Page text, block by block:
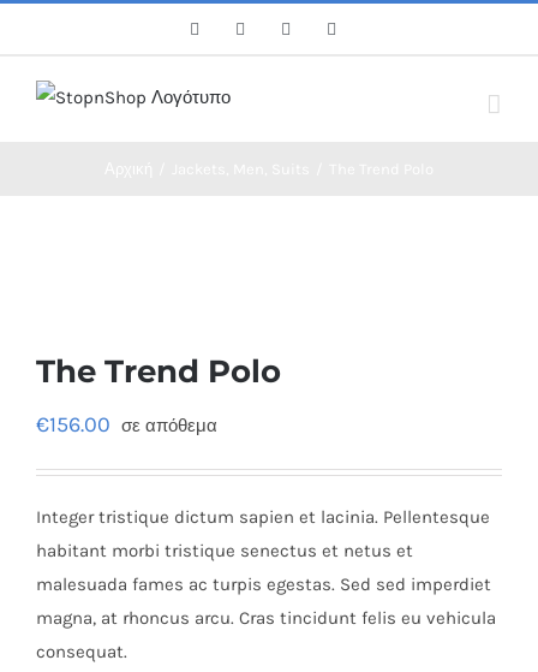
content
FacebookTwitter Instagram
The Trend Polo
€156.00 σε απόθεμα
Integer tristique dictum sapien et lacinia. Pellentesque
habitant morbi tristique senectus et netus et
malesuada fames ac turpis egestas. Sed sed imperdiet
magna, at rhoncus arcu. Cras tincidunt felis eu vehicula
consequat.